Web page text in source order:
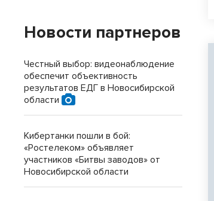
Новости партнеров
Честный выбор: видеонаблюдение
обеспечит объективность
результатов ЕДГ в Новосибирской
области
Кибертанки пошли в бой:
«Ростелеком» объявляет
участников «Битвы заводов» от
Новосибирской области